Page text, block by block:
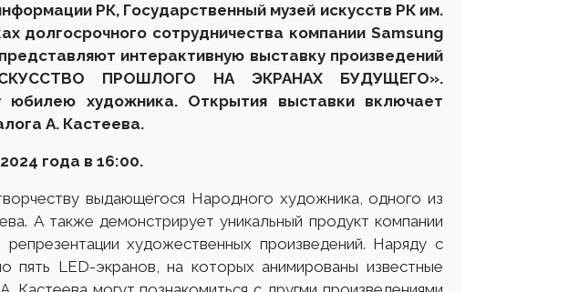
РК, Государственный музей искусств РК им.
долгосрочного сотрудничества компании Samsung
представляют интерактивную выставку произведений
ПРОШЛОГО НА ЭКРАНАХ БУДУЩЕГО».
юбилею художника. Открытия выставки включает
А. Кастеева.
года в 16:00.
выдающегося Народного художника, одного из
А также демонстрирует уникальный продукт компании
художественных произведений. Наряду с
пять LED-экранов, на которых анимированы известные